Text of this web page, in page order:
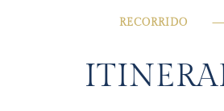
RECORRIDO